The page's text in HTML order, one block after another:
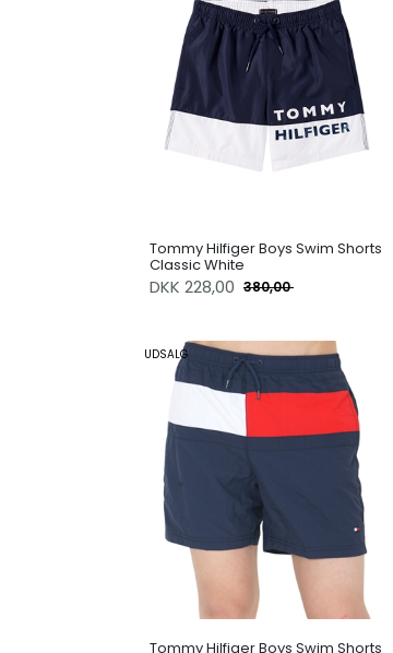
Tommy Hilfiger Boys Swim Shorts
Classic White
DKK 228,00 380,00
UDSALG
Tommy Hilfiger Boys Swim Shorts